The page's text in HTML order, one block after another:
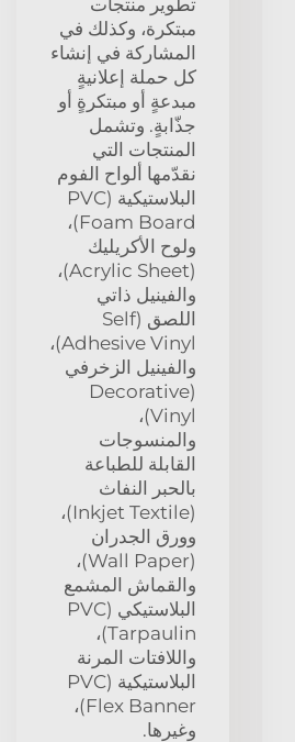
مبتكرة، وكذلك في
المشاركة في إنشاء
كل حملة إعلانيةٍ
مبدعةٍ أو مبتكرةٍ أو
جذّابةٍ. وتشمل
المنتجات التي
نقدّمها ألواح الفوم
البلاستيكية (PVC
Foam Board)،
ولوح الأكريليك
(Acrylic Sheet)،
والفينيل ذاتي
اللصق (Self
Adhesive Vinyl)،
والفينيل الزخرفي
(Decorative
Vinyl)،
والمنسوجات
القابلة للطباعة
بالحبر النفاث
(Inkjet Textile)،
وورق الجدران
(Wall Paper)،
والقماش المشمع
البلاستيكي (PVC
Tarpaulin)،
واللافتات المرنة
البلاستيكية (PVC
Flex Banner)،
وغيرها.